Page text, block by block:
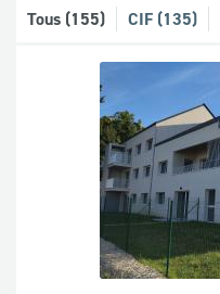
Tous (155) CIF (135)